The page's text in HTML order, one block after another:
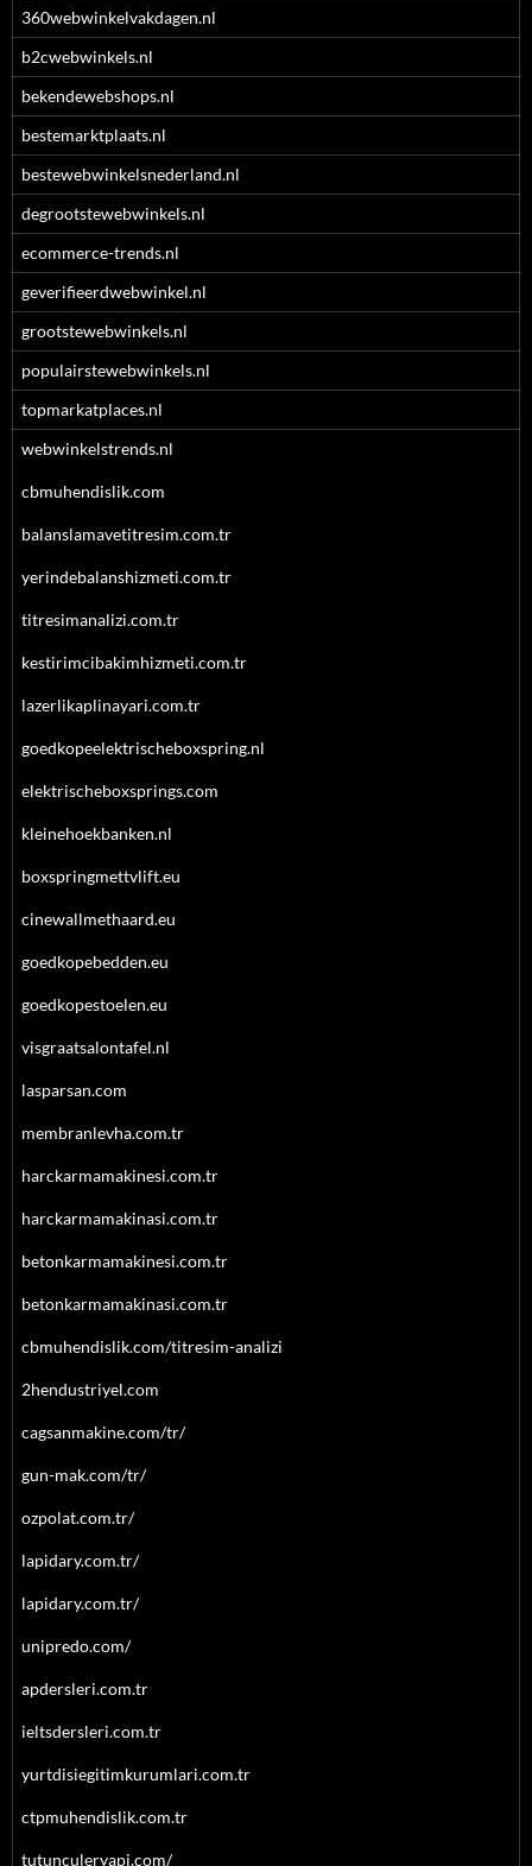
360webwinkelvakdagen.nl
b2cwebwinkels.nl
bekendewebshops.nl
bestemarktplaats.nl
bestewebwinkelsnederland.nl
degrootstewebwinkels.nl
ecommerce-trends.nl
geverifieerdwebwinkel.nl
grootstewebwinkels.nl
populairstewebwinkels.nl
topmarkatplaces.nl
webwinkelstrends.nl
cbmuhendislik.com
balanslamavetitresim.com.tr
yerindebalanshizmeti.com.tr
titresimanalizi.com.tr
kestirimcibakimhizmeti.com.tr
lazerlikaplinayari.com.tr
goedkopeelektrischeboxspring.nl
elektrischeboxsprings.com
kleinehoekbanken.nl
boxspringmettvlift.eu
cinewallmethaard.eu
goedkopebedden.eu
goedkopestoelen.eu
visgraatsalontafel.nl
lasparsan.com
membranlevha.com.tr
harckarmamakinesi.com.tr
harckarmamakinasi.com.tr
betonkarmamakinesi.com.tr
betonkarmamakinasi.com.tr
cbmuhendislik.com/titresim-analizi
2hendustriyel.com
cagsanmakine.com/tr/
gun-mak.com/tr/
ozpolat.com.tr/
lapidary.com.tr/
lapidary.com.tr/
unipredo.com/
apdersleri.com.tr
ieltsdersleri.com.tr
yurtdisiegitimkurumlari.com.tr
ctpmuhendislik.com.tr
tutunculeryapi.com/